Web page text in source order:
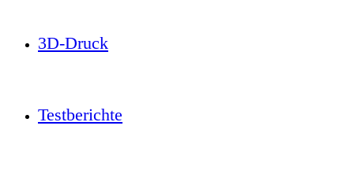
3D-Druck
Testberichte